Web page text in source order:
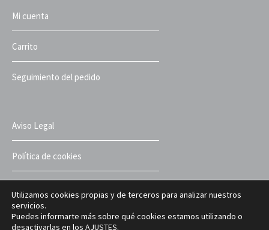
Mi cuenta
Carrito
Seguimiento del pedido
Aviso Legal
Política de cookies
Términos y condiciones
Utilizamos cookies propias y de terceros para analizar nuestros
servicios.
Puedes informarte más sobre qué cookies estamos utilizando o
desactivarlas en los AJUSTES.